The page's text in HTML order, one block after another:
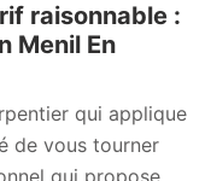
raisonnable :
Menil En
qui applique
de vous tourner